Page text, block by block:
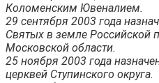
Коломенским Ювеналием.
29 сентября 2003 года
Святых в земле Российской
Московской области.
25 ноября 2003 года
церквей Ступинского округа.